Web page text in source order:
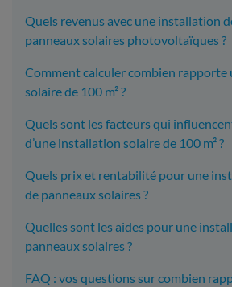
Quels revenus avec une installation
panneaux solaires photovoltaïques ?
Comment calculer combien
solaire de 100 m² ?
Quels sont les facteurs qui
d’une installation solaire de 100 m² ?
Quels prix et rentabilité pour une
de panneaux solaires ?
Quelles sont les aides pour une
panneaux solaires ?
FAQ : vos questions sur combien